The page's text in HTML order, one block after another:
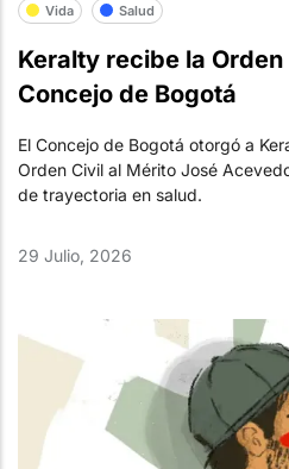
Vida Salud
Keralty recibe la
Concejo de Bogotá
El Concejo de Bogotá otorgó a
Orden Civil al Mérito José
de trayectoria en salud.
29 Julio, 2026